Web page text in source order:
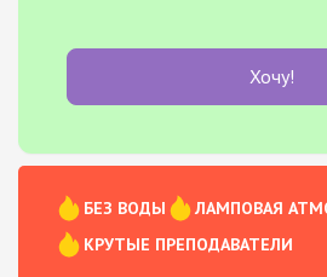
Хочу!
БЕЗ ВОДЫ
ЛАМПОВАЯ
КРУТЫЕ ПРЕПОДАВАТЕЛИ